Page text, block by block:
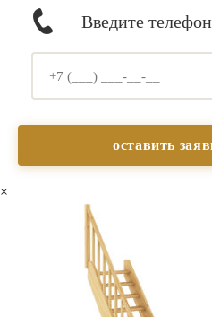
Введите телефон
×